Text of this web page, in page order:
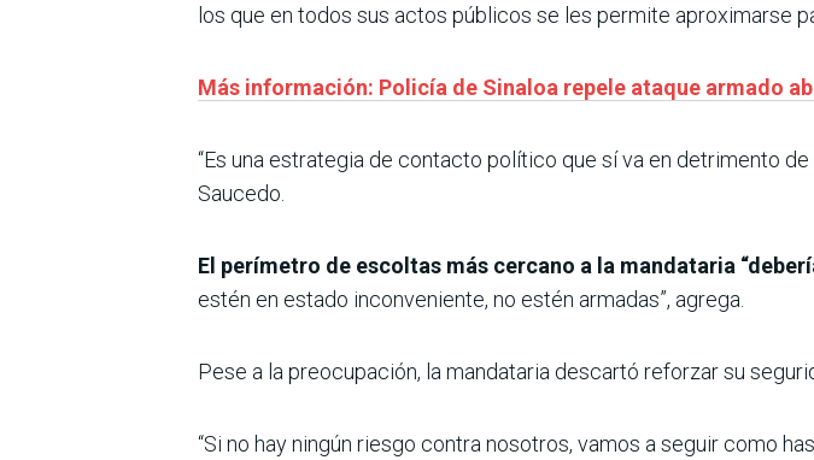
los que en todos sus actos públicos se les permite aproximarse
Más información: Policía de Sinaloa repele ataque armado
“Es una estrategia de contacto político que sí va en detrimento
Saucedo.
El perímetro de escoltas más cercano a la mandataria
estén en estado inconveniente, no estén armadas”, agrega.
Pese a la preocupación, la mandataria descartó reforzar su
“Si no hay ningún riesgo contra nosotros, vamos a seguir como